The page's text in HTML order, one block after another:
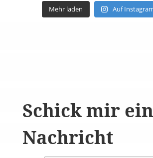
Mehr laden Auf
Schick mir
Nachricht